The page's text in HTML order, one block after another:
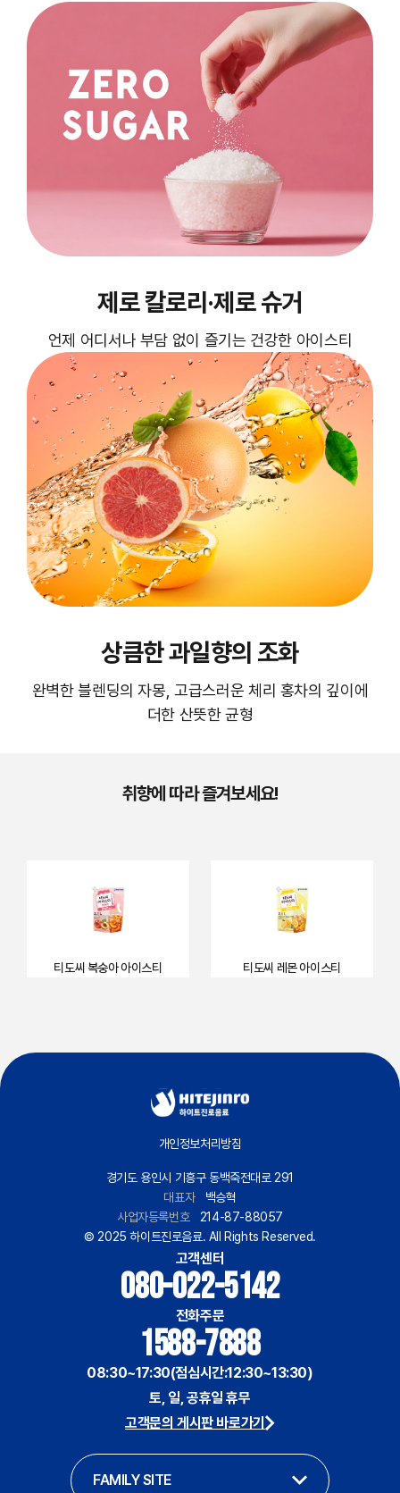
제로 칼로리·제로 슈거
언제 어디서나 부담 없이 즐기는 건강한 아이스티
상큼한 과일향의 조화
완벽한 블렌딩의 자몽, 고급스러운 체리 홍차의 깊이에
더한 산뜻한 균형
취향에 따라 즐겨보세요!
티도씨 복숭아 아이스티 티도씨 레몬 아이스티
개인정보처리방침
경기도 용인시 기흥구 동백죽전대로 291
대표자
백승혁
사업자등록번호
214-87-88057
© 2025 하이트진로음료. All Rights Reserved.
고객센터
080-022-5142
전화주문
1588-7888
08:30~17:30(점심시간:12:30~13:30)
토, 일, 공휴일 휴무
고객문의 게시판 바로가기
FAMILY SITE